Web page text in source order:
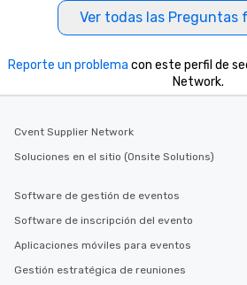
Ver todas las Preguntas
Reporte un problema con este perfil de
Network.
Cvent Supplier Network
Soluciones en el sitio (Onsite Solutions)
Software de gestión de eventos
Software de inscripción del evento
Aplicaciones móviles para eventos
Gestión estratégica de reuniones